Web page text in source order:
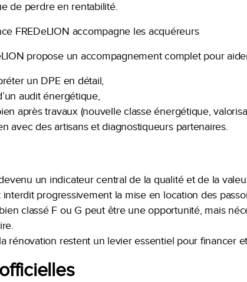
de perdre en rentabilité.
FREDeLION accompagne les acquéreurs
propose un accompagnement complet pour
un DPE en détail,
audit énergétique,
après travaux (nouvelle classe énergétique,
avec des artisans et diagnostiqueurs partenaires.
un indicateur central de la qualité et de la
interdit progressivement la mise en location des
classé F ou G peut être une opportunité, mais
rénovation restent un levier essentiel pour financer